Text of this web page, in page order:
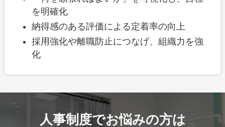
を明確化
納得感のある評価による定着率の向上
採用強化や離職防止につなげ、組織力を強
化
人事制度でお悩みの方は